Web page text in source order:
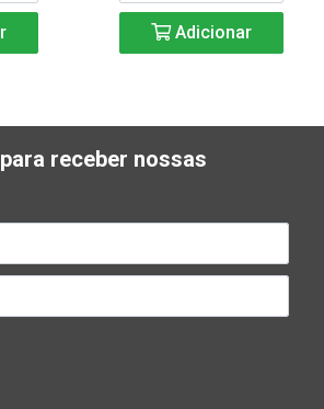
Adicionar
receber nossas